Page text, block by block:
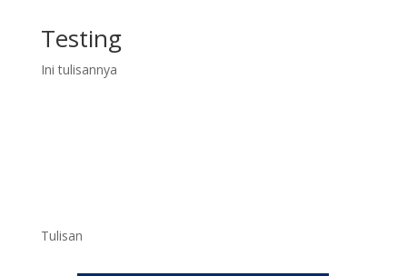
Testing
Ini tulisannya
Tulisan